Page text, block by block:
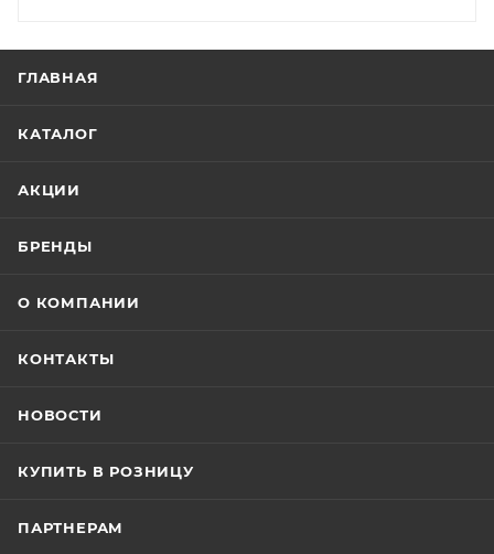
ГЛАВНАЯ
КАТАЛОГ
АКЦИИ
БРЕНДЫ
О КОМПАНИИ
КОНТАКТЫ
НОВОСТИ
КУПИТЬ В РОЗНИЦУ
ПАРТНЕРАМ